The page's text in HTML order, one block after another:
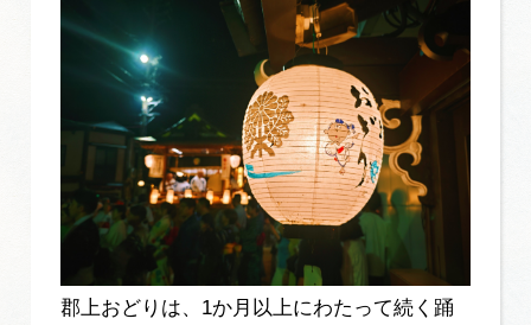
郡上おどりは、1か月以上にわたって続く踊